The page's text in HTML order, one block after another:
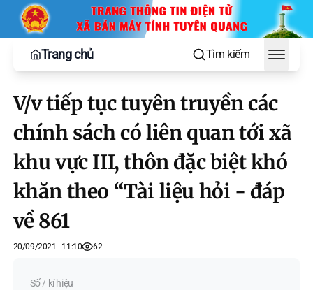
Trang chủ Tìm kiếm
Toggle
V/v tiếp tục tuyên truyền các
chính sách có liên quan tới xã
khu vực III, thôn đặc biệt khó
khăn theo “Tài liệu hỏi - đáp
về 861
20/09/2021 - 11:10 62
Số / kí hiệu